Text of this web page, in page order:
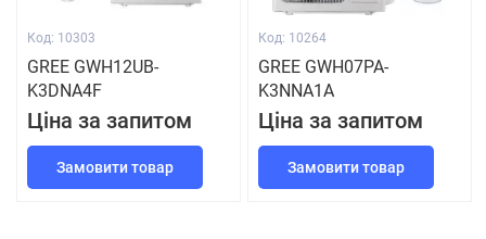
Код: 10303
GREE GWH12UB-
K3DNA4F
Ціна за запитом
Замовити товар
Код: 10264
GREE GWH07PA-
K3NNA1A
Ціна за запитом
Замовити товар